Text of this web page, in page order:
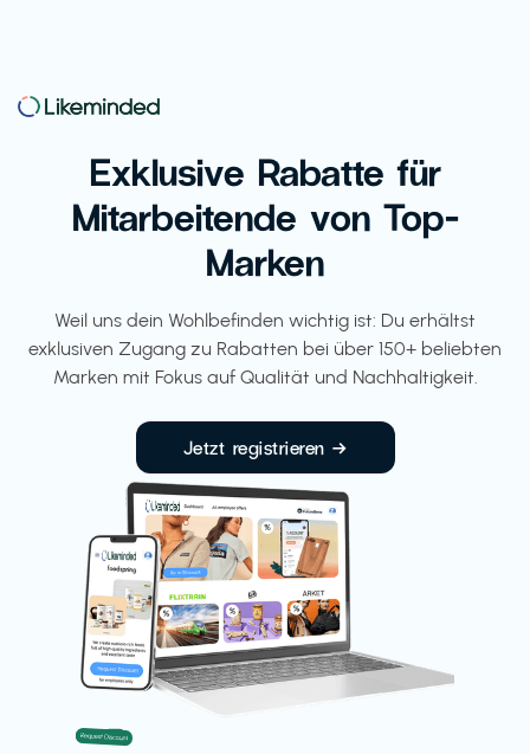
Exklusive Rabatte für
Mitarbeitende von Top-
Marken
Weil uns dein Wohlbefinden wichtig ist: Du erhältst
exklusiven Zugang zu Rabatten bei über 150+ beliebten
Marken mit Fokus auf Qualität und Nachhaltigkeit.
Jetzt registrieren →